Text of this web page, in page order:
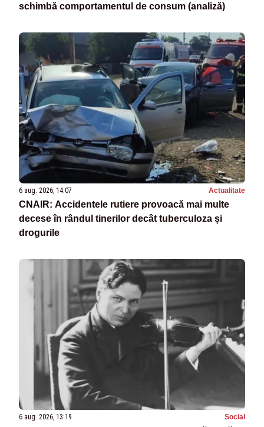
schimbă comportamentul de consum (analiză)
6 aug. 2026, 14:07 Actualitate
CNAIR: Accidentele rutiere provoacă mai multe
decese în rândul tinerilor decât tuberculoza și
drogurile
6 aug. 2026, 13:19 Social